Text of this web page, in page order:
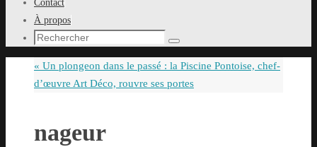
Contact
À propos
Recherche
:
Rechercher
« Un plongeon dans le passé : la Piscine Pontoise, chef-
d’œuvre Art Déco, rouvre ses portes
nageur